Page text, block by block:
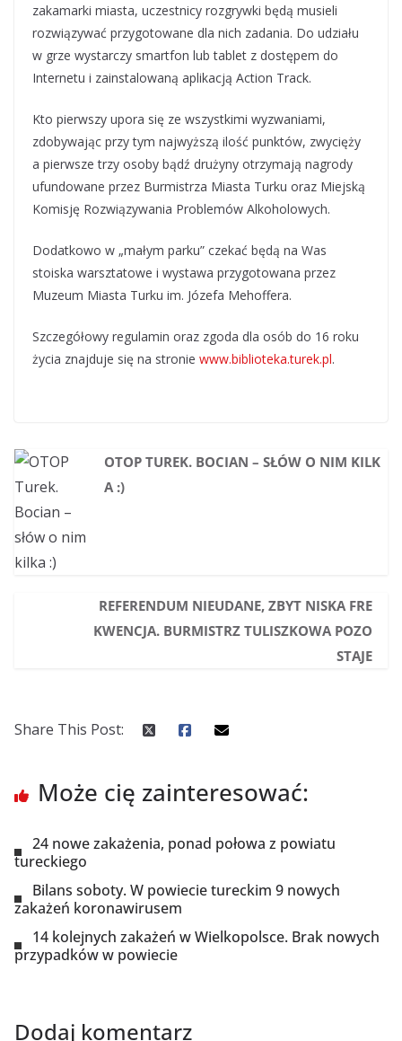
zakamarki miasta, uczestnicy rozgrywki będą musieli
rozwiązywać przygotowane dla nich zadania. Do udziału
w grze wystarczy smartfon lub tablet z dostępem do
Internetu i zainstalowaną aplikacją Action Track.
Kto pierwszy upora się ze wszystkimi wyzwaniami,
zdobywając przy tym najwyższą ilość punktów, zwycięży
a pierwsze trzy osoby bądź drużyny otrzymają nagrody
ufundowane przez Burmistrza Miasta Turku oraz Miejską
Komisję Rozwiązywania Problemów Alkoholowych.
Dodatkowo w „małym parku” czekać będą na Was
stoiska warsztatowe i wystawa przygotowana przez
Muzeum Miasta Turku im. Józefa Mehoffera.
Szczegółowy regulamin oraz zgoda dla osób do 16 roku
życia znajduje się na stronie www.biblioteka.turek.pl.
OTOP TUREK. BOCIAN – SŁÓW O NIM KILK
A :)
REFERENDUM NIEUDANE, ZBYT NISKA FRE
KWENCJA. BURMISTRZ TULISZKOWA POZO
STAJE
Share This Post:
Może cię zainteresować:
24 nowe zakażenia, ponad połowa z powiatu
tureckiego
Bilans soboty. W powiecie tureckim 9 nowych
zakażeń koronawirusem
14 kolejnych zakażeń w Wielkopolsce. Brak nowych
przypadków w powiecie
Dodaj komentarz